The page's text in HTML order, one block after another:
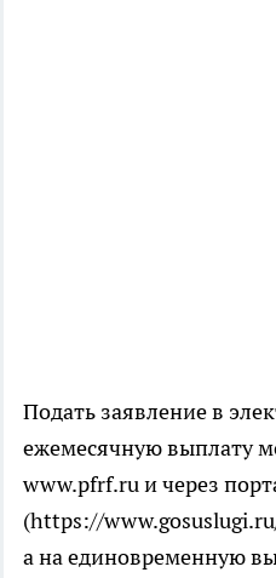
Подать заявление в
ежемесячную выплату
www.pfrf.ru и через
(https://
а на единовременную